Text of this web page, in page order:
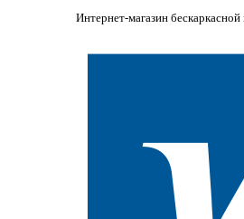
Интернет-магазин